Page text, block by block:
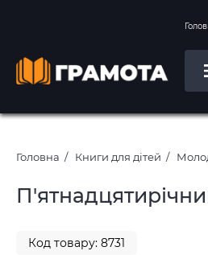
Вправи на зимові
Літо, пляж, плавання,
Картини за номерами
Головна Книги для дітей
Код товару: 8731